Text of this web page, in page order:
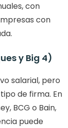
con
con
y Big 4)
salarial, pero
de firma. En
BCG o Bain,
puede